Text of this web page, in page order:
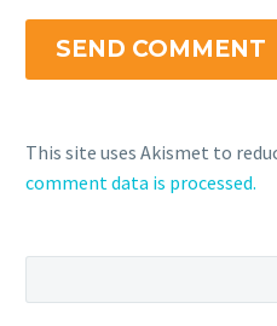
SEND COMMENT
This site uses Akismet to
comment data is processed.